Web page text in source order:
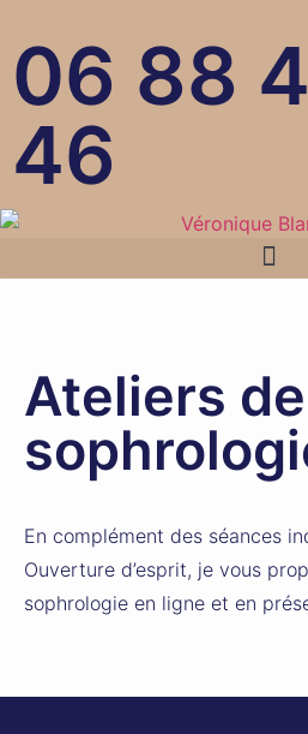
06 88
46
Ateliers de
En complément des séances
Ouverture d’esprit, je vous
sophrologie en ligne et en